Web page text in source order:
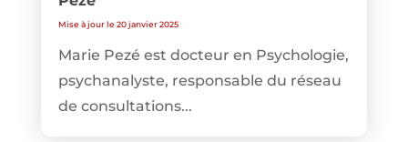
Mise à jour le 20 janvier 2025
Marie Pezé est docteur en Psychologie,
psychanalyste, responsable du réseau
de consultations...